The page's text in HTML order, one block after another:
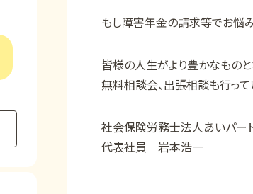
もし障害年金の請求等でお悩
皆様の人生がより豊かなものと
無料相談会、出張相談も行って
社会保険労務士法人あいパー
代表社員 岩本浩一